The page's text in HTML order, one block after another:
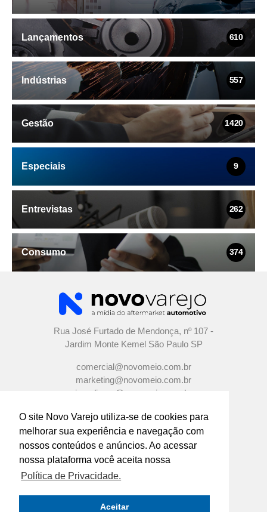
O site Novo Varejo utiliza-se de cookies para
melhorar sua experiência e navegação com
nossos conteúdos e anúncios. Ao acessar
nossa plataforma você aceita nossa
Política de Privacidade.
Aceitar
Lançamentos 610
Indústrias 557
Gestão 1420
Especiais 9
Entrevistas 262
Consumo 374
Rua José Furtado de Mendonça, nº 107 -
Jardim Monte Kemel São Paulo SP
comercial@novomeio.com.br
marketing@novomeio.com.br
jornalismo@novomeio.com.br
CONFIRA AS NOSSAS REDES SOCIAIS